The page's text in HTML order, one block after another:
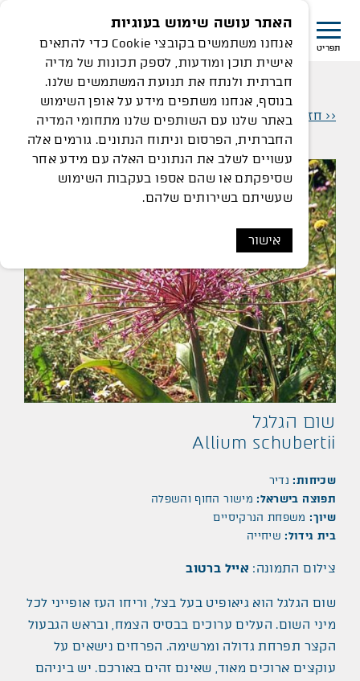
שום הגלגל - רמת הנדיב
תפריט
<< חזרה למיני חיות וצמחים
שום הגלגל
Allium schubertii
שכיחות: נדיר
תפוצה בישראל: מישור החוף והשפלה
שיוך: משפחת הנרקיסיים
בית גידול: שיחייה
צילום התמונה: אייל ברטוב
שום הגלגל הוא גיאופיט בעל בצל, וריחו העז אופייני לכל
מיני השום. העלים ערוכים בבסיס הצמח, ובראש הגבעול
הקצר תפרחת גדולה ומרשימה. הפרחים נישאים על
עוקצים ארוכים מאוד, שאינם זהים באורכם. יש ביניהם
האתר עושה שימוש בעוגיות
אנחנו משתמשים בקובצי Cookie כדי להתאים
אישית תוכן ומודעות, לספק תכונות של מדיה
חברתית ולנתח את תנועת המשתמשים שלנו.
בנוסף, אנחנו משתפים מידע על אופן השימוש
באתר שלנו עם השותפים שלנו מתחומי המדיה
החברתית, הפרסום וניתוח הנתונים. גורמים אלה
עשויים לשלב את הנתונים האלה עם מידע אחר
שסיפקתם או שהם אספו בעקבות השימוש
שעשיתם בשירותים שלהם.
אישור